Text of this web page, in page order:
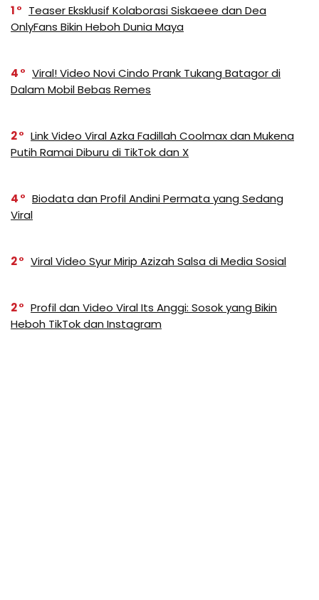
1
Teaser Eksklusif Kolaborasi Siskaeee dan Dea
OnlyFans Bikin Heboh Dunia Maya
4
Viral! Video Novi Cindo Prank Tukang Batagor di
Dalam Mobil Bebas Remes
2
Link Video Viral Azka Fadillah Coolmax dan Mukena
Putih Ramai Diburu di TikTok dan X
4
Biodata dan Profil Andini Permata yang Sedang
Viral
2 Viral Video Syur Mirip Azizah Salsa di Media Sosial
2
Profil dan Video Viral Its Anggi: Sosok yang Bikin
Heboh TikTok dan Instagram